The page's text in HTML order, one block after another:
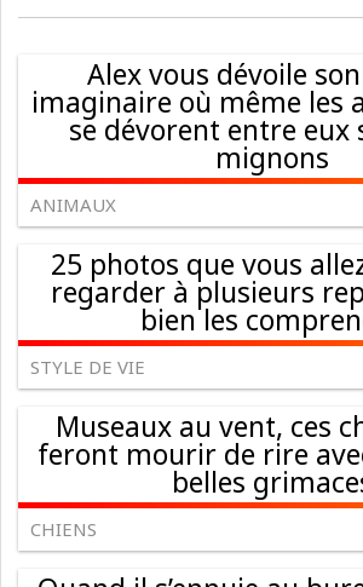
Alex vous dévoile
imaginaire où même les
se dévorent entre
mignons
ANIMAUX
25 photos que vous
regarder à plusieurs
bien les
STYLE DE VIE
Museaux au vent, ces
feront mourir de rire
belles
CHIENS